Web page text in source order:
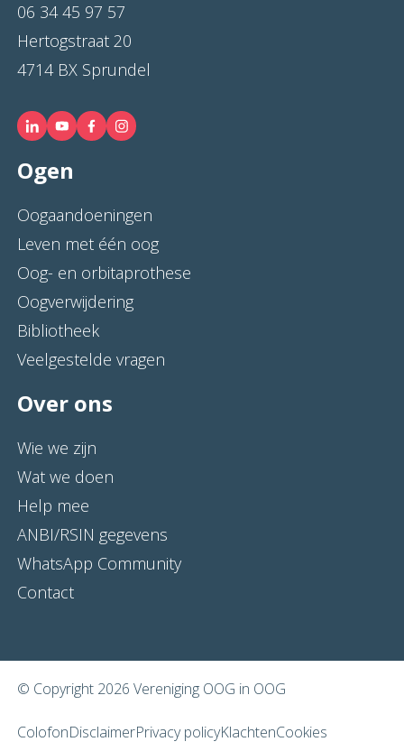
06 34 45 97 57
Hertogstraat 20
4714 BX Sprundel
Ogen
Oogaandoeningen
Leven met één oog
Oog- en orbitaprothese
Oogverwijdering
Bibliotheek
Veelgestelde vragen
Over ons
Wie we zijn
Wat we doen
Help mee
ANBI/RSIN gegevens
WhatsApp Community
Contact
© Copyright 2026 Vereniging OOG in OOG
ColofonDisclaimerPrivacy policyKlachtenCookies